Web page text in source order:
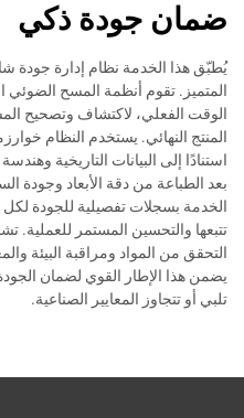
ضمان جودة ذكي
يُطبّق هذا الخدمة نظام إدارة جودة
المتميز. تقوم أنظمة المسح
الوقت الفعلي، لاكتشاف وتصحيح
المنتج النهائي. يستخدم النظام
استنادًا إلى البيانات التاريخية
بعد الطباعة من دقة الأبعاد وجودة
الخدمة بسجلات تفصيلية للجودة
تتبعها والتحسين المستمر للعملية.
التحقق من المواد ومراقبة البيئة
يضمن هذا الإطار القوي لضمان
تلبي أو تتجاوز المعايير الصناعية.